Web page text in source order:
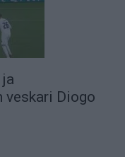
veskari Diogo